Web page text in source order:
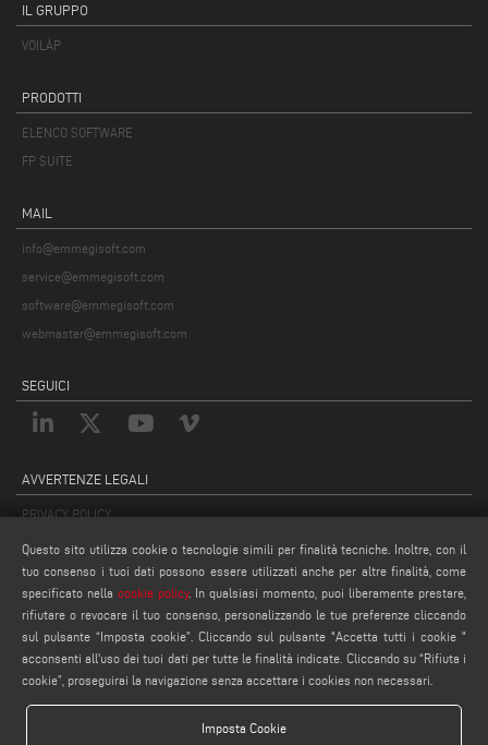
IL GRUPPO
VOILÀP
PRODOTTI
ELENCO SOFTWARE
FP SUITE
MAIL
info@emmegisoft.com
service@emmegisoft.com
software@emmegisoft.com
webmaster@emmegisoft.com
SEGUICI
AVVERTENZE LEGALI
PRIVACY POLICY
COMPLIANCE
NOTE LEGALI
COOKIE POLICY
Questo sito utilizza cookie o tecnologie simili per finalità tecniche. Inoltre, con il
tuo consenso i tuoi dati possono essere utilizzati anche per altre finalità, come
specificato nella cookie policy. In qualsiasi momento, puoi liberamente prestare,
rifiutare o revocare il tuo consenso, personalizzando le tue preferenze cliccando
sul pulsante “Imposta cookie”. Cliccando sul pulsante "Accetta tutti i cookie "
acconsenti all'uso dei tuoi dati per tutte le finalità indicate. Cliccando su “Rifiuta i
cookie”, proseguirai la navigazione senza accettare i cookies non necessari.
Imposta Cookie